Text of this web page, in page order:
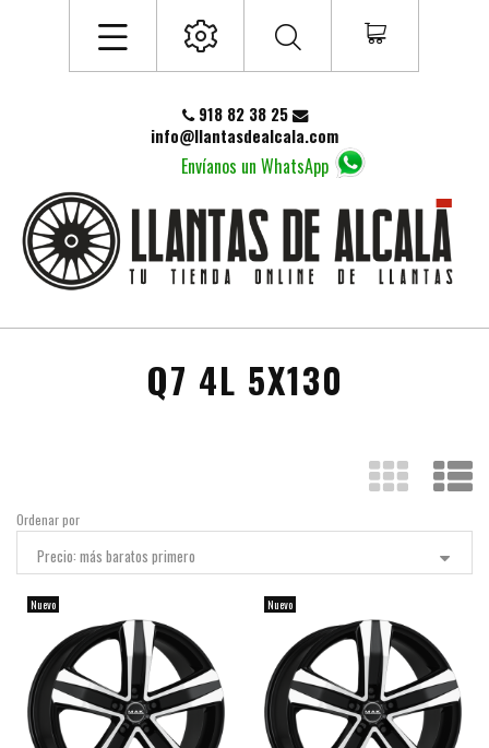
Envíanos un WhatsApp
918 82 38 25
info@llantasdealcala.com
Q7 4L 5X130
Ordenar por
Precio: más baratos primero
Nuevo Nuevo